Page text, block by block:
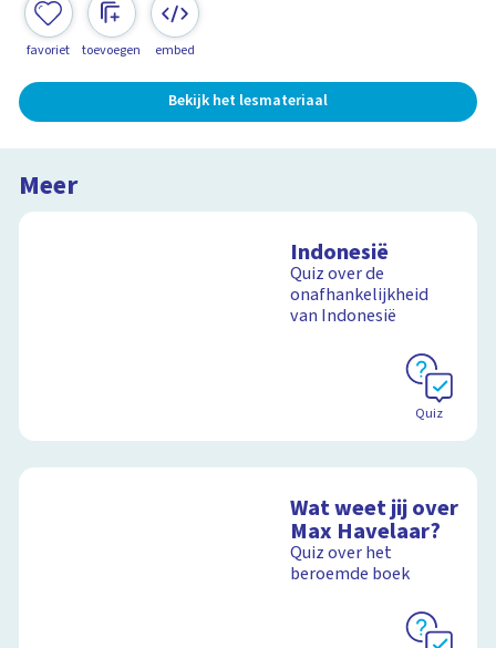
favoriet toevoegen embed
Bekijk het lesmateriaal
Meer
Indonesië
Quiz over de
onafhankelijkheid
van Indonesië
Quiz
Wat weet jij over
Max Havelaar?
Quiz over het
beroemde boek